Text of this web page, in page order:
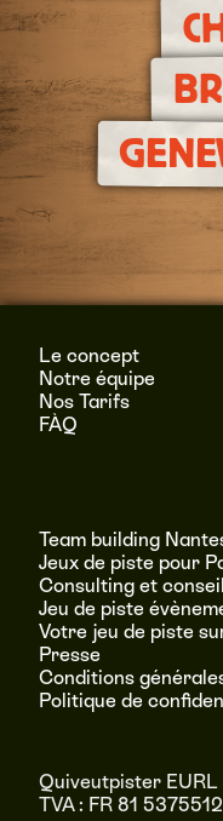
Le concept
Notre équipe
Nos Tarifs
FÀQ
Team building
Jeux de piste pour
Consulting et conseil
Jeu de piste
Votre jeu de piste
Presse
Conditions
Politique de
Quiveutpister
TVA : FR 81